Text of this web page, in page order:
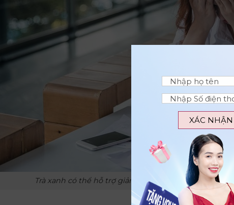
Trà xanh có thể hỗ trợ giảm thiểu căng thẳng hiệu quả
XÁC NHẬN